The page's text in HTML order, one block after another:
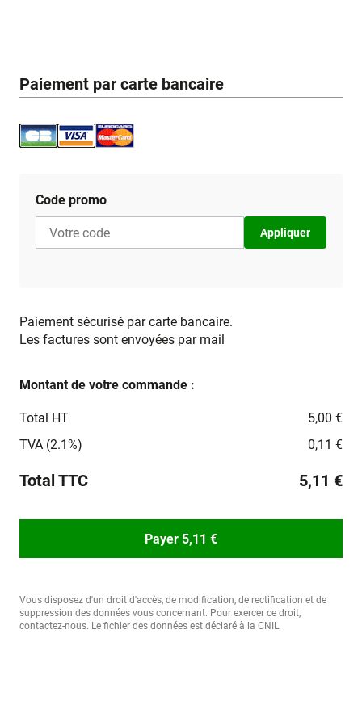
Paiement par carte bancaire
Code promo
Appliquer
Paiement sécurisé par carte bancaire.
Les factures sont envoyées par mail
Montant de votre commande :
Total HT
5,00 €
TVA (2.1%)
0,11 €
Total TTC 5,11 €
Payer 5,11 €
Vous disposez d'un droit d'accès, de modification, de rectification et de
suppression des données vous concernant. Pour exercer ce droit,
contactez-nous. Le fichier des données est déclaré à la CNIL.